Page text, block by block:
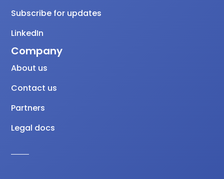
Subscribe for updates
LinkedIn
Company
About us
Contact us
Partners
Legal docs